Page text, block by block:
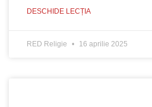
DESCHIDE LECȚIA
RED Religie 16 aprilie 2025